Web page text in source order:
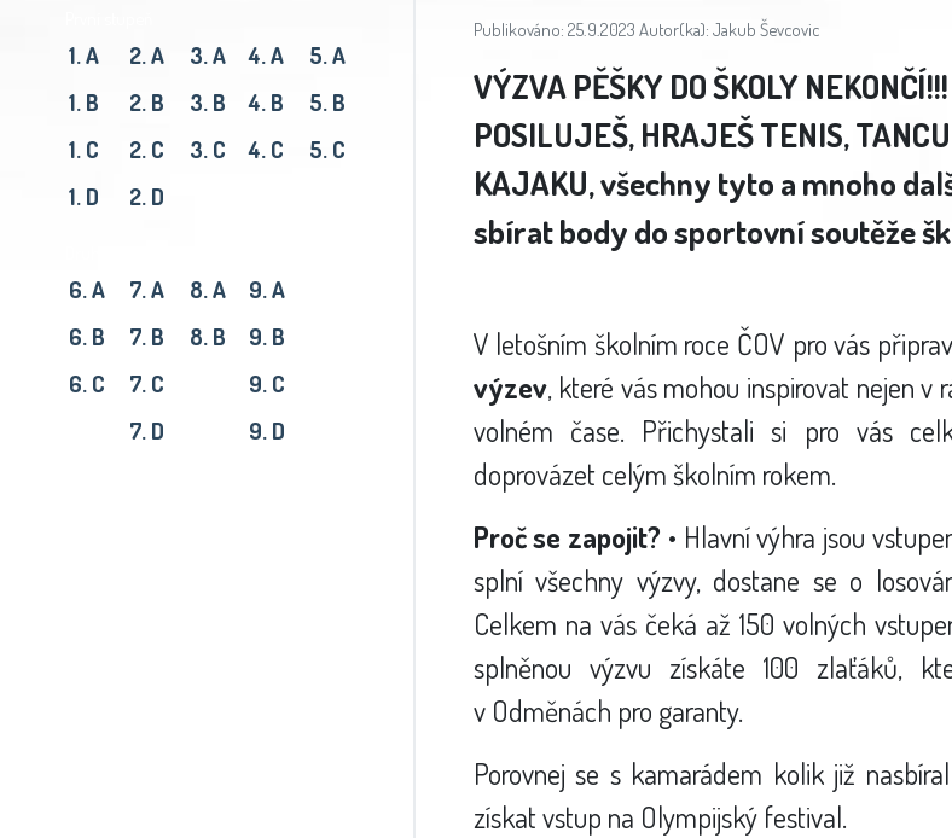
1. A
1. B
1. C
1. D
2. A
2. B
2. C
2. D
3. A
3. B
3. C
4. A
4. B
4. C
5. A
5. B
5. C
6. A
6. B
6. C
7. A
7. B
7. C
7. D
8. A
8. B
9. A
9. B
9. C
9. D
Publikováno: 25.9.2023 Autor(ka): Jakub Ševcovic
VÝZVA PĚŠKY DO ŠKOLY
POSILUJEŠ, HRAJEŠ TENIS,
KAJAKU, všechny tyto a mnoho
sbírat body do sportovní soutěže
V letošním školním roce ČOV pro vás
výzev, které vás mohou inspirovat nejen v
volném čase. Přichystali si pro vás
doprovázet celým školním rokem.
Proč se zapojit? • Hlavní výhra jsou
splní všechny výzvy, dostane se o
Celkem na vás čeká až 150 volných
splněnou výzvu získáte 100 zlaťáků,
v Odměnách pro garanty.
Porovnej se s kamarádem kolik již
získat vstup na Olympijský festival.